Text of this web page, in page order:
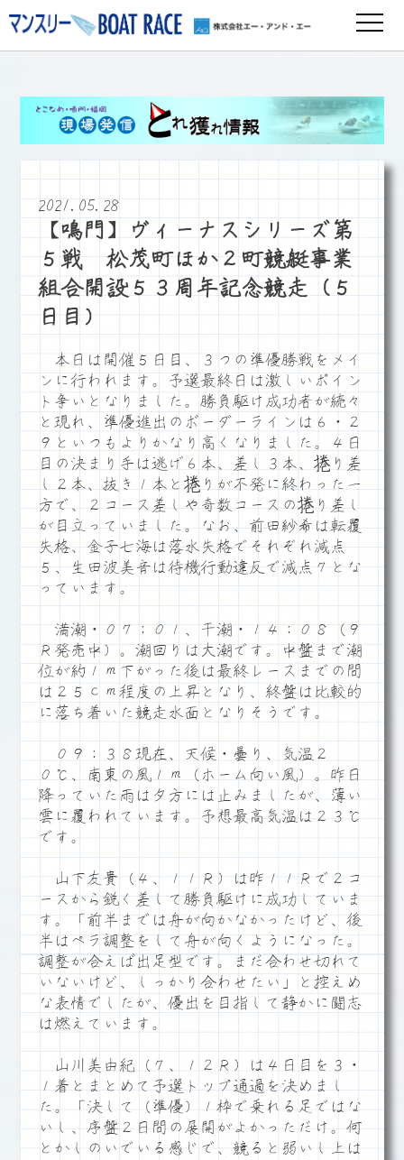
2021.05.28
【鳴門】ヴィーナスシリーズ第
５戦 松茂町ほか２町競艇事業
組合開設５３周年記念競走（５
日目）
本日は開催５日目、３つの準優勝戦をメイ
ンに行われます。予選最終日は激しいポイン
ト争いとなりました。勝負駆け成功者が続々
と現れ、準優進出のボーダーラインは６・２
９といつもよりかなり高くなりました。４日
目の決まり手は逃げ６本、差し３本、捲り差
し２本、抜き１本と捲りが不発に終わった一
方で、２コース差しや奇数コースの捲り差し
が目立っていました。なお、前田紗希は転覆
失格、金子七海は落水失格でそれぞれ減点
５、生田波美音は待機行動違反で減点７とな
っています。
満潮・０７：０１、干潮・１４：０８（９
Ｒ発売中）。潮回りは大潮です。中盤まで潮
位が約１ｍ下がった後は最終レースまでの間
は２５ｃｍ程度の上昇となり、終盤は比較的
に落ち着いた競走水面となりそうです。
０９：３８現在、天候・曇り、気温２
０℃、南東の風１ｍ（ホーム向い風）。昨日
降っていた雨は夕方には止みましたが、薄い
雲に覆われています。予想最高気温は２３℃
です。
山下友貴（４、１１Ｒ）は昨１１Ｒで２コ
ースから鋭く差して勝負駆けに成功していま
す。「前半までは舟が向かなかったけど、後
半はペラ調整をして舟が向くようになった。
調整が合えば出足型です。まだ合わせ切れて
いないけど、しっかり合わせたい」と控えめ
な表情でしたが、優出を目指して静かに闘志
は燃えています。
山川美由紀（７、１２Ｒ）は４日目を３・
１着とまとめて予選トップ通過を決めまし
た。「決して（準優）１枠で乗れる足ではな
いし、序盤２日間の展開がよかっただけ。何
とかしのいでいる感じで、競ると弱いし上は